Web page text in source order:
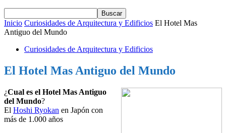
Inicio Curiosidades de Arquitectura y Edificios El Hotel Mas
Antiguo del Mundo
Curiosidades de Arquitectura y Edificios
El Hotel Mas Antiguo del Mundo
¿Cual es el Hotel Mas Antiguo
del Mundo?
El Hoshi Ryokan en Japón con
más de 1.000 años